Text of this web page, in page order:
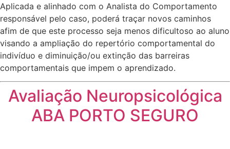
Aplicada e alinhado com o Analista do Comportamento
responsável pelo caso, poderá traçar novos caminhos
afim de que este processo seja menos dificultoso ao aluno
visando a ampliação do repertório comportamental do
indivíduo e diminuição/ou extinção das barreiras
comportamentais que impem o aprendizado.
Avaliação Neuropsicológica
ABA PORTO SEGURO